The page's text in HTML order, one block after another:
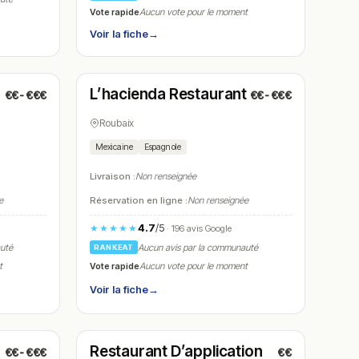
Vote rapideAucun vote pour le moment
Voir la fiche→
€€-€€€ N° 17
Ouvert(12:00 – 14:00, 19:00 – 22:00)
L’hacienda Restaurant €€-€€€
Roubaix
Mexicaine Espagnole
Livraison :Non renseignée
Réservation en ligne :Non renseignée
★★★★★4.7/5 · 196 avis Google
RANKEAT
Aucun avis par la communauté
Vote rapideAucun vote pour le moment
Voir la fiche→
€€-€€€ N° 20
Fermé(fermé aujourd'hui)
Restaurant D’application
€€